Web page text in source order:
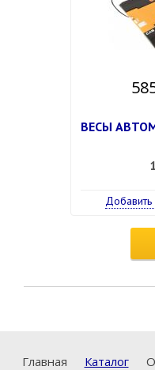
ВЕСЫ
Добавить
Главная Каталог